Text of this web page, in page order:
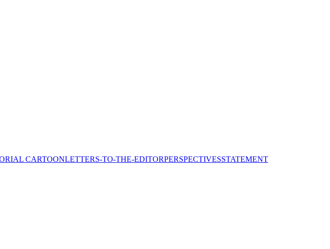
CARTOONLETTERS-TO-THE-EDITORPERSPECTIVESSTATEMENT